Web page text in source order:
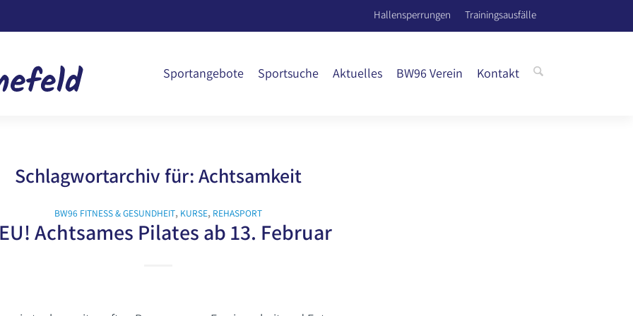
Trainingsausfälle
Hallensperrungen
Sportangebote Sportsuche Aktuelles BW96 Verein Kontakt
Schlagwortarchiv für:Achtsamkeit
BW96 FITNESS & GESUNDHEIT, KURSE, REHASPORT
Achtsames Pilates ab 13. Februar